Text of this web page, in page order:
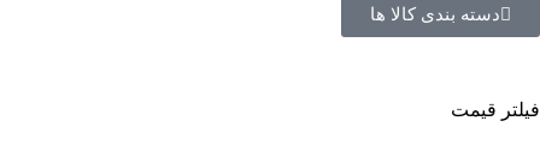
دسته بندی کالا ها
فیلتر قیمت